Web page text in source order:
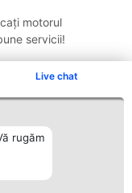
Live chat
rugăm
motorul
servicii!